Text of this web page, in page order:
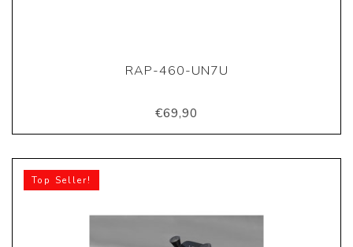
RAP-460-UN7U
€69,90
Top Seller!